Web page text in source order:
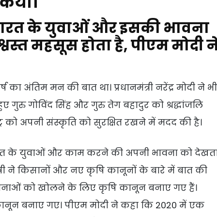
के युवाओं और इसकी भावना
महसूस होता है, पीएम मोदी
अंतिम मन की बात था। प्रधानमंत्री नरेंद्र मोदी ने भी
गुरु गोविंद सिंह और गुरु तेग बहादुर को श्रद्धांजलि
को अपनी संस्कृति को सुरक्षित रखने में मदद की है।
के युवाओं और काम करने की अपनी भावना को
ने किसानों और नए कृषि कानूनों के बारे में बात की
को खोलने के लिए कृषि कानून बनाए गए हैं।
बनाए गए। पीएम मोदी ने कहा कि 2020 में एक